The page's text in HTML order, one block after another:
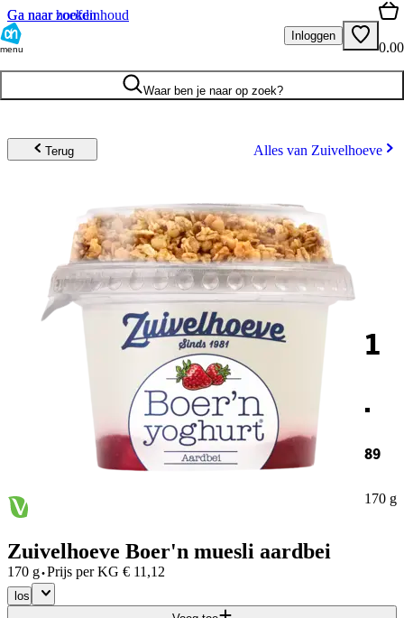
Ga naar hoofdinhoud
Ga naar zoeken
menu
Inloggen
0.00
Waar ben je naar op zoek?
Terug Alles van Zuivelhoeve
1
.
89
170 g
Zuivelhoeve Boer'n muesli aardbei
170 g·Prijs per KG € 11,12
los